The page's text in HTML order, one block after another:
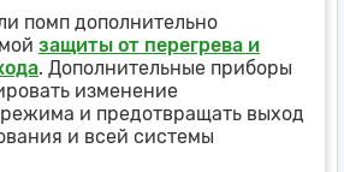
помп дополнительно
защиты от перегрева и
. Дополнительные приборы
изменение
и предотвращать выход
и всей системы